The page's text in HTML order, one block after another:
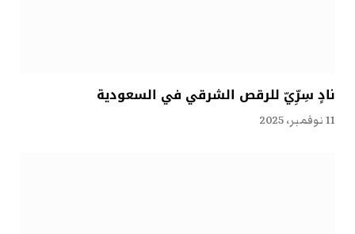
نادٍ سِرِّيّ للرقص الشرقي في السعودية
11 نوفمبر، 2025